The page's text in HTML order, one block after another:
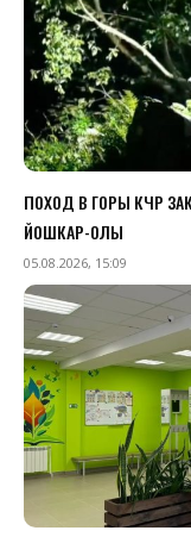
ПОХОД В ГОРЫ КЧР
ЙОШКАР-ОЛЫ
05.08.2026, 15:09